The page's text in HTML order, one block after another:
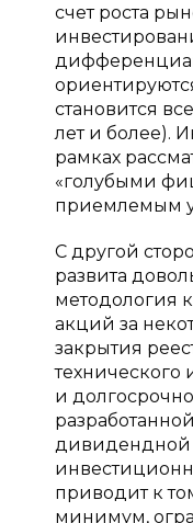
счет роста
становится
лет и более).
рамках
«голубыми
приемлемым
С другой
развита
методология
акций за
закрытия
технического
и
дивидендной
приводит к
минимум,